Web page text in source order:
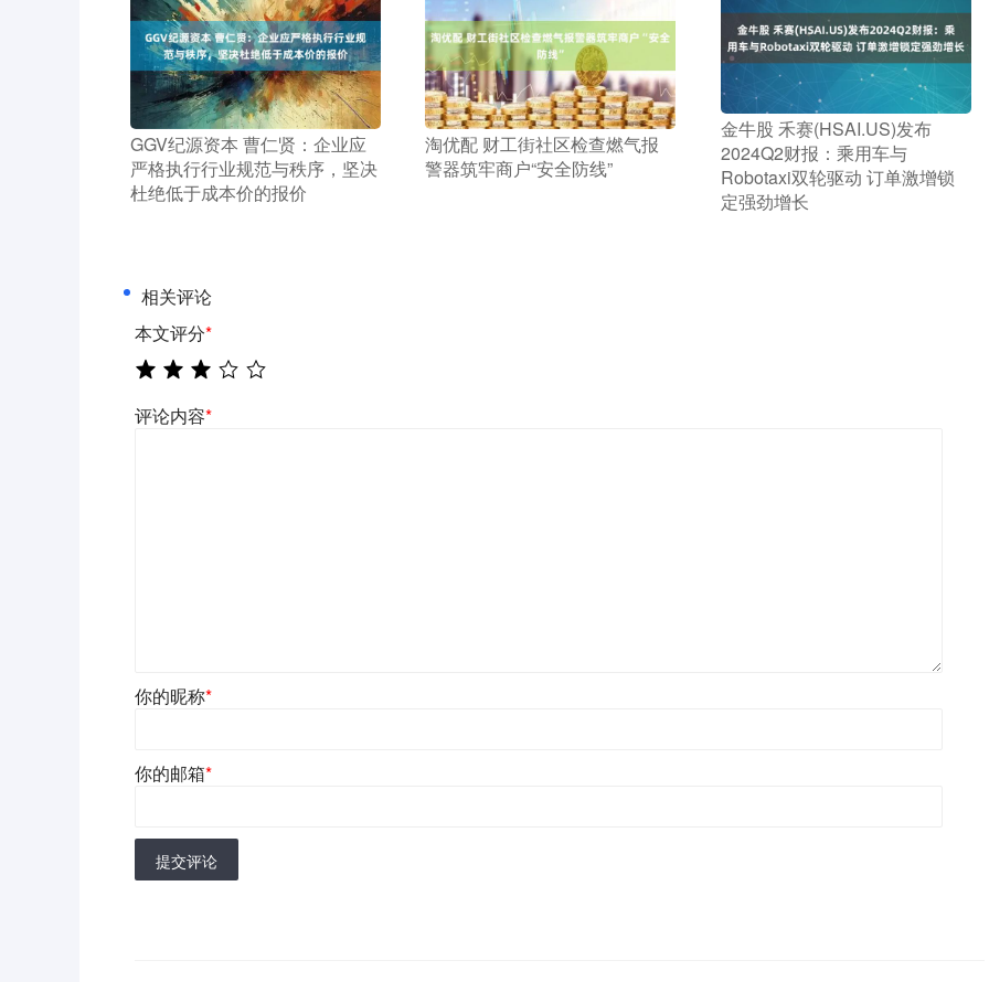
​GGV纪源资本 曹仁贤：企业应
严格执行行业规范与秩序，坚决
杜绝低于成本价的报价
​淘优配 财工街社区检查燃气报
警器筑牢商户“安全防线”
​金牛股 禾赛(HSAI.US)发布
2024Q2财报：乘用车与
Robotaxi双轮驱动 订单激增锁
定强劲增长
相关评论
本文评分*
评论内容*
你的昵称*
你的邮箱*
提交评论